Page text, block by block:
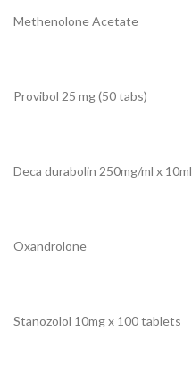
Methenolone Acetate
Provibol 25 mg (50 tabs)
Deca durabolin 250mg/ml x 10ml
Oxandrolone
Stanozolol 10mg x 100 tablets